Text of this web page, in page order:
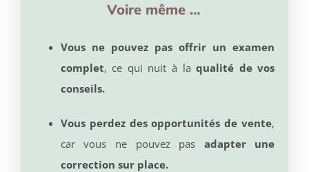
Voire même …
Vous ne pouvez pas offrir un examen
complet, ce qui nuit à laqualité de vos
conseils.
Vous perdez des opportunités de vente,
car vous ne pouvez pas adapter une
correction sur place.